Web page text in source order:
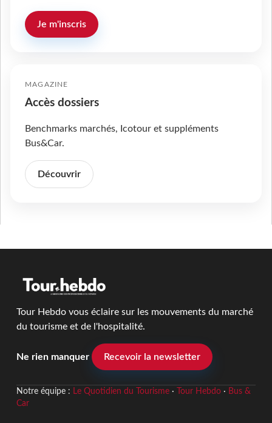
Je m'inscris
MAGAZINE
Accès dossiers
Benchmarks marchés, Icotour et suppléments
Bus&Car.
Découvrir
Tour Hebdo vous éclaire sur les mouvements du marché
du tourisme et de l'hospitalité.
Ne rien manquer Recevoir la newsletter
Notre équipe : Le Quotidien du Tourisme· Tour Hebdo· Bus &
Car